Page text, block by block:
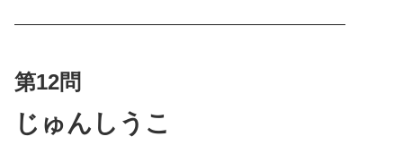
———————————————————————
第12問
じゅんしうこ